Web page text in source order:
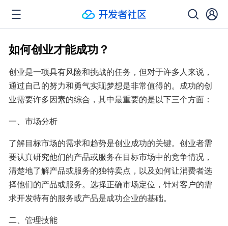
如何创业才能成功？
创业是一项具有风险和挑战的任务，但对于许多人来说，
通过自己的努力和勇气实现梦想是非常值得的。成功的创
业需要许多因素的综合，其中最重要的是以下三个方面：
一、市场分析
了解目标市场的需求和趋势是创业成功的关键。创业者需
要认真研究他们的产品或服务在目标市场中的竞争情况，
清楚地了解产品或服务的独特卖点，以及如何让消费者选
择他们的产品或服务。选择正确市场定位，针对客户的需
求开发特有的服务或产品是成功企业的基础。
二、管理技能